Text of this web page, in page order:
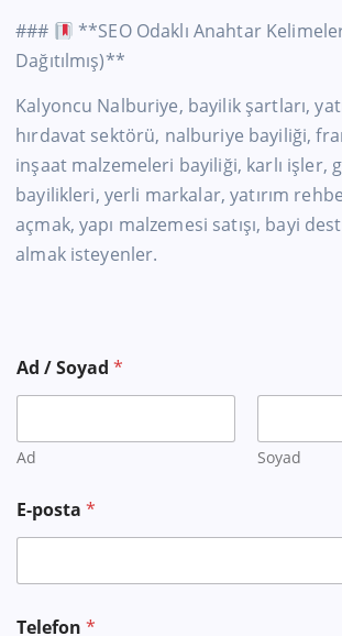
###
**SEO Odaklı Anahtar
Dağıtılmış)**
Kalyoncu Nalburiye, bayilik şartları,
hırdavat sektörü, nalburiye bayiliği,
inşaat malzemeleri bayiliği, karlı işler,
bayilikleri, yerli markalar, yatırım
açmak, yapı malzemesi satışı, bayi
almak isteyenler.
Ad / Soyad*
Ad Soyad
E-posta*
Telefon*